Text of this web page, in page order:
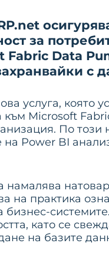
за
Fabric Data
с
услуга, която
към Microsoft
По
Power BI
намалява
на практика
бизнес-
като се
на базите